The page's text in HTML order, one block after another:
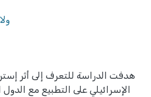
هدفت الدراسة للتعرف إلى أثر
الإسرائيلي على التطبيع مع